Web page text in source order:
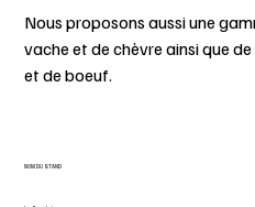
Nous proposons aussi une
vache et de chèvre ainsi que
et de boeuf.
NOM DU STAND